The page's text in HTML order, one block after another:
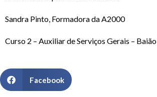
Sandra Pinto, Formadora da A2000
Curso 2 – Auxiliar de Serviços Gerais – Baião
Facebook